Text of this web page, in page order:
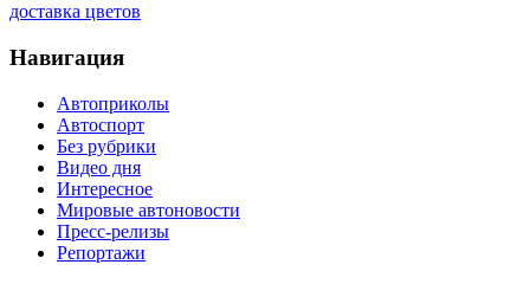
доставка цветов
Навигация
Автоприколы
Автоспорт
Без рубрики
Видео дня
Интересное
Мировые автоновости
Пресс-релизы
Репортажи